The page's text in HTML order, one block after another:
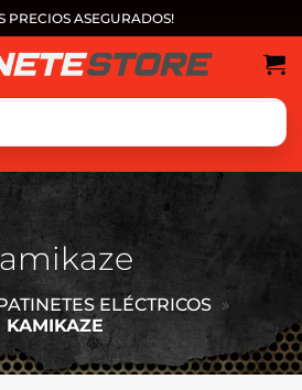
PRECIOS ASEGURADOS!
ELÉCTRICOS »
KAMIKAZE